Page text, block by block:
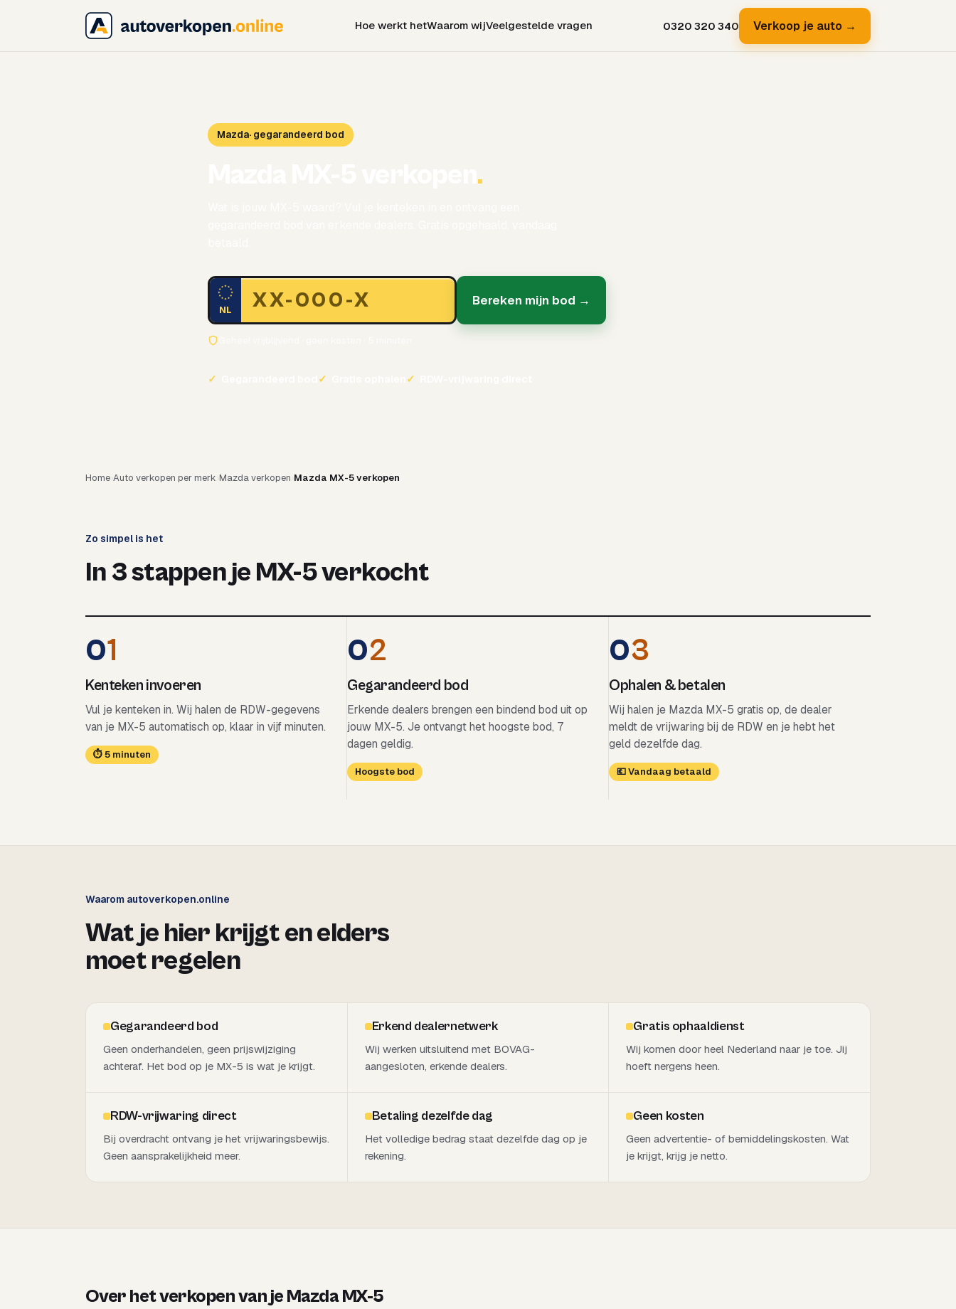
Hoe werkt hetWaarom wijVeelgestelde vragen 0320 320 340 Verkoop je auto →
Mazda· gegarandeerd bod
.
NL
Bereken mijn bod →
✓ ✓ ✓
Home Auto verkopen per merk Mazda verkopen Mazda MX-5 verkopen
Zo simpel is het
In 3 stappen je MX-5 verkocht
01
Kenteken invoeren
Vul je kenteken in. Wij halen de RDW-gegevens
van je MX-5 automatisch op, klaar in vijf minuten.
⏱ 5 minuten
02
Gegarandeerd bod
Erkende dealers brengen een bindend bod uit op
jouw MX-5. Je ontvangt het hoogste bod, 7
dagen geldig.
Hoogste bod
03
Ophalen & betalen
Wij halen je Mazda MX-5 gratis op, de dealer
meldt de vrijwaring bij de RDW en je hebt het
geld dezelfde dag.
💶 Vandaag betaald
Waarom autoverkopen.online
Wat je hier krijgt en elders
moet regelen
Gegarandeerd bod
Geen onderhandelen, geen prijswijziging
achteraf. Het bod op je MX-5 is wat je krijgt.
Erkend dealernetwerk
Wij werken uitsluitend met BOVAG-
aangesloten, erkende dealers.
Gratis ophaaldienst
Wij komen door heel Nederland naar je toe. Jij
hoeft nergens heen.
RDW-vrijwaring direct
Bij overdracht ontvang je het vrijwaringsbewijs.
Geen aansprakelijkheid meer.
Betaling dezelfde dag
Het volledige bedrag staat dezelfde dag op je
rekening.
Geen kosten
Geen advertentie- of bemiddelingskosten. Wat
je krijgt, krijg je netto.
Over het verkopen van je Mazda MX-5